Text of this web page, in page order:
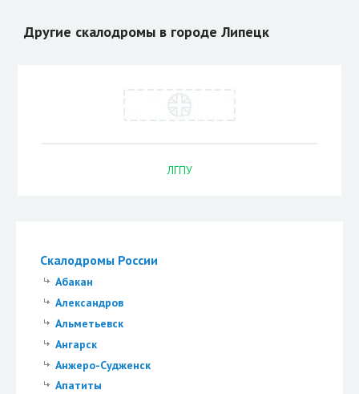
Скалодромы России
Абакан
Александров
Альметьевск
Ангарск
Анжеро-Судженск
Апатиты
Другие скалодромы в городе Липецк
ЛГПУ